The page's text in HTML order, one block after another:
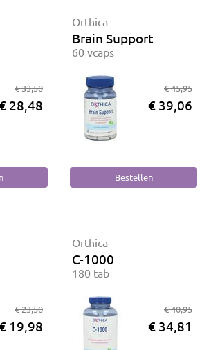
€ 33,50
28,48
Orthica
Brain Support
60 vcaps
€ 45,95
€ 39,06
€ 23,50
19,98
Orthica
C-1000
180 tab
€ 40,95
€ 34,81